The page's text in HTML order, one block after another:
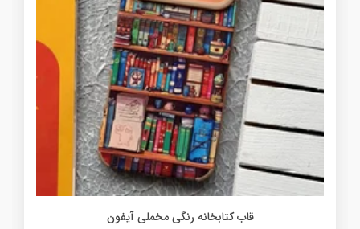
قاب کتابخانه رنگی مخملی آیفون